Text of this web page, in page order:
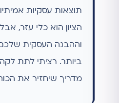
תוצאות עסקיות
הציון הוא כלי עזר,
וההבנה העסקית
ביותר. רציתי לתת
מדריך שיחזיר את